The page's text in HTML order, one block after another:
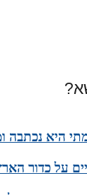
היא נכתבה
על כדור